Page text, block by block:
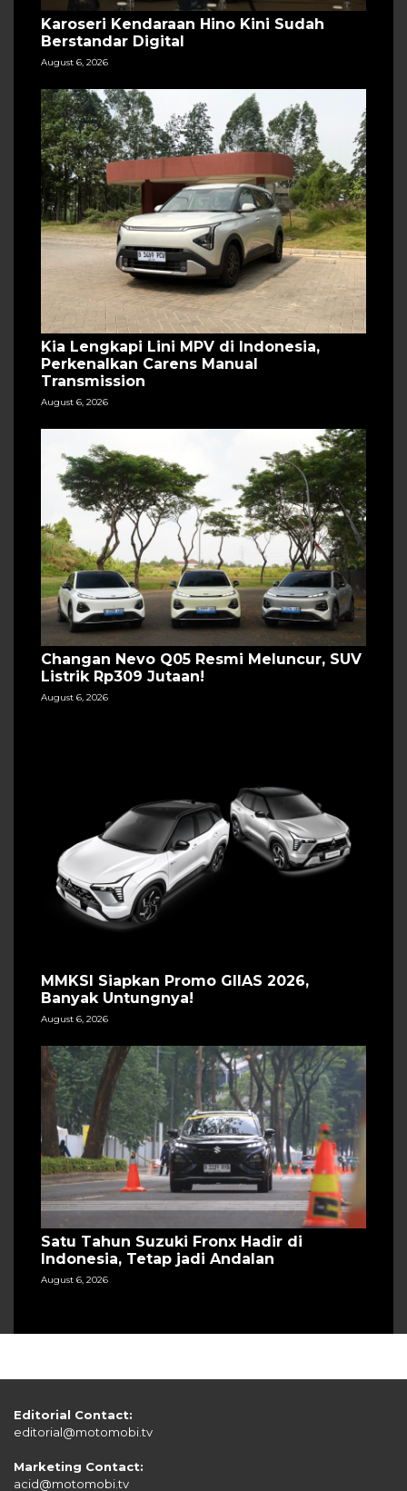
Karoseri Kendaraan Hino Kini Sudah
Berstandar Digital
August 6, 2026
Kia Lengkapi Lini MPV di Indonesia,
Perkenalkan Carens Manual
Transmission
August 6, 2026
Changan Nevo Q05 Resmi Meluncur, SUV
Listrik Rp309 Jutaan!
August 6, 2026
MMKSI Siapkan Promo GIIAS 2026,
Banyak Untungnya!
August 6, 2026
Satu Tahun Suzuki Fronx Hadir di
Indonesia, Tetap jadi Andalan
August 6, 2026
Editorial Contact:
editorial@motomobi.tv
Marketing Contact:
acid@motomobi.tv